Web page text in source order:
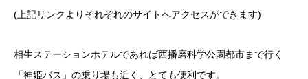
(上記リンクよりそれぞれのサイトへアクセスができます)
相生ステーションホテルであれば西播磨科学公園都市まで行く
「神姫バス」の乗り場も近く、とても便利です。